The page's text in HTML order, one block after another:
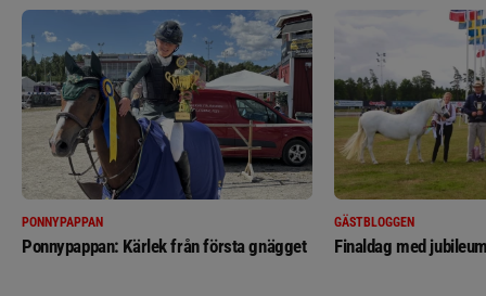
PONNYPAPPAN
Ponnypappan: Kärlek från första gnägget
GÄSTBLOGGEN
Finaldag med